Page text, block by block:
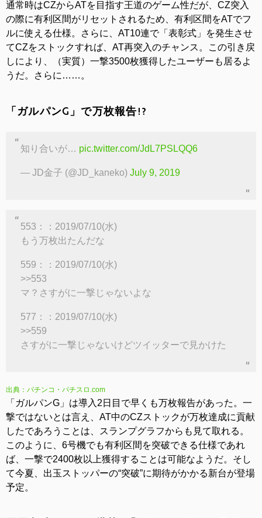
通常時はCZからATを目指す王道のゲーム性だが、CZ突入
の際に有利区間がリセットされるため、有利区間をATでフ
ルに使える仕様。さらに、AT10連で「表彰式」を発生させ
てCZをストックすれば、AT再突入のチャンス。この引き戻
しにより、（実質）一撃3500枚獲得したユーザーも居るよ
うだ。さらに……。
「ガルパンG」で万枚報告!?
知り合いが… pic.twitter.com/JdL7PSLQQ6
— JD金子 (@JD_kaneko) July 9, 2019
553：：2019/07/10(水)
もう万枚出たんだな
559：：2019/07/10(水)
>>553
マ？さすがに一撃じゃないよな
577：：2019/07/10(水)
>>559
さすがに一撃じゃないけどツイッターで見かけた
出典：パチンコ・パチスロ.com
「ガルパンG」は導入2日目で早くも万枚報告があった。一
撃ではないとは言え、AT中のCZストックが万枚達成に貢献
したであろうことは、スランプグラフからも見て取れる。
このように、6号機でも有利区間を突破できる仕様であれ
ば、一撃で2400枚以上獲得することは可能なようだ。そし
て今夏、出玉ストッパーの“突破”に期待がかかる新台が登場
予定。